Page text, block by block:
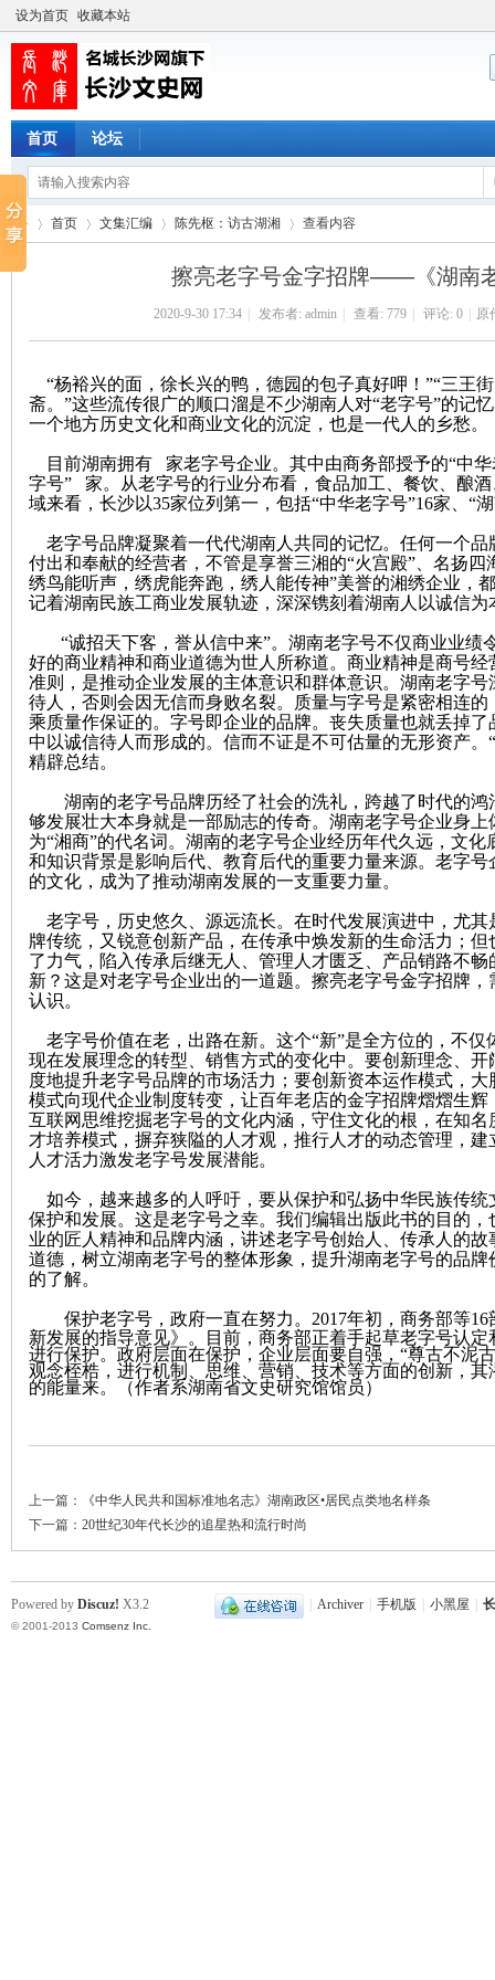
设为首页 收藏本站
首页 论坛
首页 文集汇编
›
陈先枢：访古湖湘
›
查看内容
擦亮老字号金字招牌——《湖南
2020-9-30 17:34 发布者: admin 查看: 779 评论: 0 原
“杨裕兴的面，徐长兴的鸭，德园的包子真好呷！”“三王
斋。”这些流传很广的顺口溜是不少湖南人对“老字号”的记
一个地方历史文化和商业文化的沉淀，也是一代人的乡愁。
目前湖南拥有 家老字号企业。其中由商务部授予的“中
字号” 家。从老字号的行业分布看，食品加工、餐饮、酿
域来看，长沙以35家位列第一，包括“中华老字号”16家、“
老字号品牌凝聚着一代代湖南人共同的记忆。任何一个
付出和奉献的经营者，不管是享誉三湘的“火宫殿”、名扬四
绣鸟能听声，绣虎能奔跑，绣人能传神”美誉的湘绣企业，
记着湖南民族工商业发展轨迹，深深镌刻着湖南人以诚信
“诚招天下客，誉从信中来”。 湖南老字号不仅商业业绩
好的商业精神和商业道德为世人所称道。商业精神是商号
准则，是推动企业发展的主体意识和群体意识。湖南老字
待人，否则会因无信而身败名裂。质量与字号是紧密相连
乘质量作保证的。字号即企业的品牌。丧失质量也就丢掉
中以诚信待人而形成的。信而不证是不可估量的无形资产。
精辟总结。
湖南的老字号品牌历经了社会的洗礼，跨越了时代的
够发展壮大本身就是一部励志的传奇。湖南老字号企业身
为“湘商”的代名词。湖南的老字号企业经历年代久远，文
和知识背景是影响后代、教育后代的重要力量来源。老字
的文化，成为了推动湖南发展的一支重要力量。
老字号，历史悠久、源远流长。在时代发展演进中，尤
牌传统，又锐意创新产品，在传承中焕发新的生命活力；
了力气，陷入传承后继无人、管理人才匮乏、产品销路不
新？这是对老字号企业出的一道题。擦亮老字号金字招牌
认识。
老字号价值在老，出路在新。这个“新”是全方位的，不
现在发展理念的转型、销售方式的变化中。要创新理念、
度地提升老字号品牌的市场活力；要创新资本运作模式，
模式向现代企业制度转变，让百年老店的金字招牌熠熠生
互联网思维挖掘老字号的文化内涵，守住文化的根，在知
才培养模式，摒弃狭隘的人才观，推行人才的动态管理，
人才活力激发老字号发展潜能。
如今，越来越多的人呼吁，要从保护和弘扬中华民族传
保护和发展。这是老字号之幸。我们编辑出版此书的目的
业的匠人精神和品牌内涵，讲述老字号创始人、传承人的
道德，树立湖南老字号的整体形象，提升湖南老字号的品
的了解。
保护老字号，政府一直在努力。 2017年初，商务部等16
新发展的指导意见》。目前，商务部正着手起草老字号认
进行保护。政府层面在保护，企业层面要自强，“尊古不泥
观念桎梏，进行机制、思维、营销、技术等方面的创新，
的能量来。
（作者系湖南省文史研究馆馆员）
上一篇：
《中华人民共和国标准地名志》湖南政区•居民点类地名样条
下一篇： 20世纪30年代长沙的追星热和流行时尚
Archiver 手机版 小黑屋
Powered by Discuz! X3.2
© 2001-2013 Comsenz Inc.